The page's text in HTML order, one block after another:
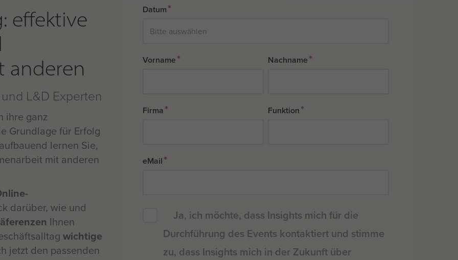
effektive
anderen
L&D Experten
ihre ganz
Grundlage für Erfolg
lernen Sie,
mit anderen
darüber, wie und
Ihnen
wichtige
jetzt den passenden
Datum*
Vorname* Nachname*
Firma* Funktion*
eMail*
Ja, ich möchte, dass Insights mich für die
Durchführung des Events kontaktiert und stimme
zu, dass Insights mich in der Zukunft über